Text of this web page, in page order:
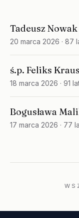
Tadeusz Nowak
20 marca 2026 · 87
ś.p. Feliks
18 marca 2026 · 91
Bogusława
17 marca 2026 · 77